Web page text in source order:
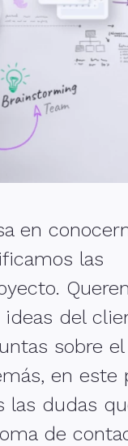
en
las
del
sobre el
en este
las dudas
de